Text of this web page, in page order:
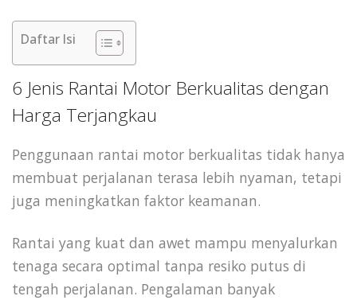
Daftar Isi
6 Jenis Rantai Motor Berkualitas dengan
Harga Terjangkau
Penggunaan rantai motor berkualitas tidak hanya
membuat perjalanan terasa lebih nyaman, tetapi
juga meningkatkan faktor keamanan.
Rantai yang kuat dan awet mampu menyalurkan
tenaga secara optimal tanpa resiko putus di
tengah perjalanan. Pengalaman banyak